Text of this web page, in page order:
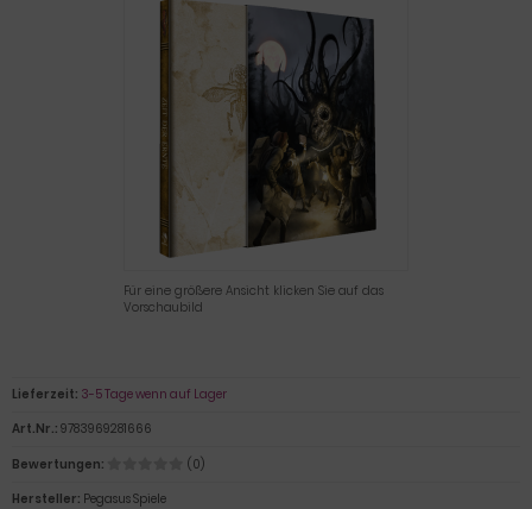
Für eine größere Ansicht klicken Sie auf das
Vorschaubild
Lieferzeit: 3-5 Tage wenn auf Lager
Art.Nr.: 9783969281666
Bewertungen:
(0)
Hersteller: Pegasus Spiele